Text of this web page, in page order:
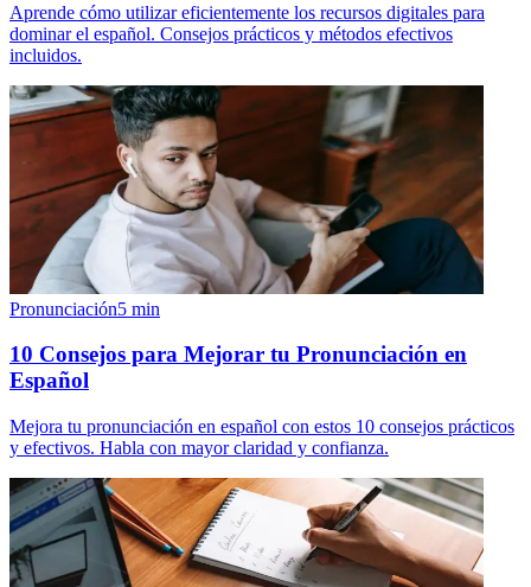
Aprende cómo utilizar eficientemente los recursos digitales para
dominar el español. Consejos prácticos y métodos efectivos
incluidos.
Pronunciación5 min
10 Consejos para Mejorar tu Pronunciación en
Español
Mejora tu pronunciación en español con estos 10 consejos prácticos
y efectivos. Habla con mayor claridad y confianza.